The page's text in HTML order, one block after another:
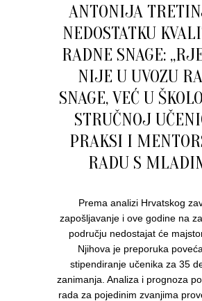
ANTONIJA
NEDOSTATKU
RADNE SNAGE:
NIJE U UVOZU
SNAGE, VEĆ U
STRUČNOJ
PRAKSI I
RADU S
Prema analizi Hrvatskog
zapošljavanje i ove godine na
području nedostajat će
Njihova je preporuka
stipendiranje učenika za 35
zanimanja. Analiza i prognoza
rada za pojedinim zvanjima